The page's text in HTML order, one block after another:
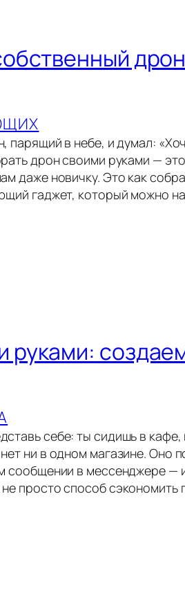
парящий в небе, и думал:
дрон своими руками —
даже новичку. Это как
гаджет, который можно
руками:
себе: ты сидишь в кафе,
ни в одном магазине. Оно
сообщении в мессенджере —
просто способ сэкономить